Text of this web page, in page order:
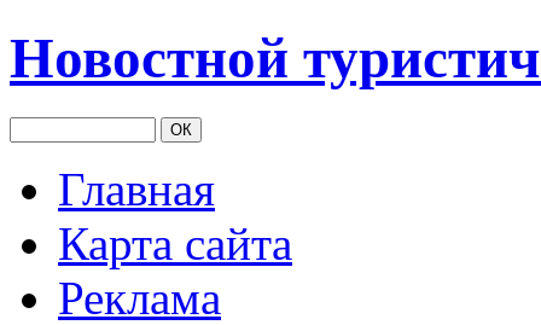
Новостной
Главная
Карта сайта
Реклама